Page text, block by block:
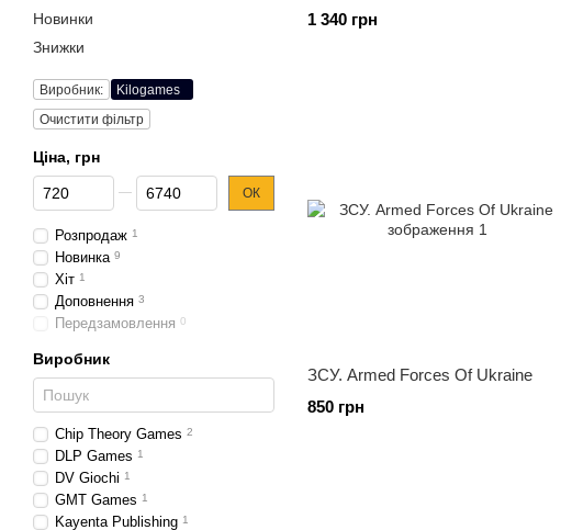
1 340 грн
ЗСУ. Armed Forces Of Ukraine
850 грн
Новинки
Знижки
Виробник:
Kilogames
Очистити фільтр
Ціна, грн
Від Ціна, грн
До Ціна, грн ОК
Розпродаж 1
Новинка 9
Хіт 1
Доповнення 3
Передзамовлення 0
Виробник
Chip Theory Games 2
DLP Games 1
DV Giochi 1
GMT Games 1
Kayenta Publishing 1